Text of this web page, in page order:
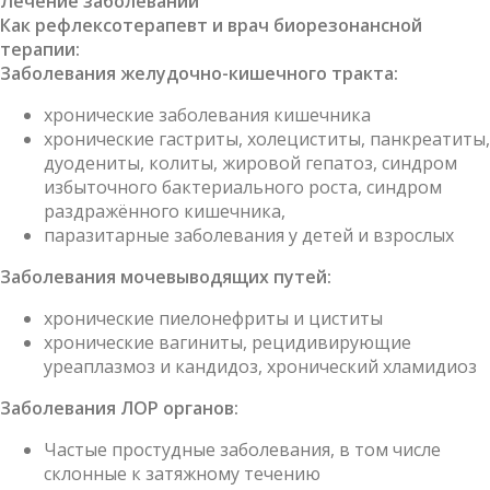
Как рефлексотерапевт и врач биорезонансной
терапии:
Заболевания желудочно-кишечного тракта:
хронические заболевания кишечника
хронические гастриты, холециститы, панкреатиты,
дуодениты, колиты, жировой гепатоз, синдром
избыточного бактериального роста, синдром
раздражённого кишечника,
паразитарные заболевания у детей и взрослых
Заболевания мочевыводящих путей:
хронические пиелонефриты и циститы
хронические вагиниты, рецидивирующие
уреаплазмоз и кандидоз, хронический хламидиоз
Заболевания ЛОР органов:
Частые простудные заболевания, в том числе
склонные к затяжному течению